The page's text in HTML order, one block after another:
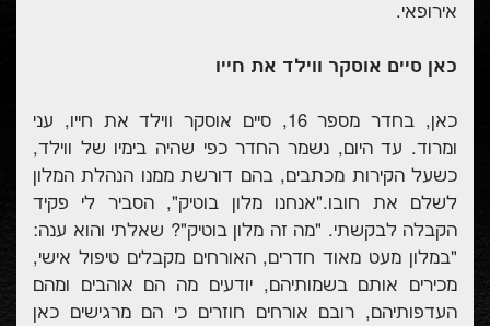
אירופאי.
כאן סיים אוסקר ווילד את חייו
כאן, בחדר מספר 16, סיים אוסקר ווילד את חייו, עני
ומרוד. עד היום, נשמר החדר כפי שהיה בימיו של ווילד,
כשעל הקירות מכתבים, בהם דורשת ממנו הנהלת המלון
לשלם את חובו."אנחנו מלון בוטיק", הסביר לי פקיד
הקבלה לבקשתי. "מה זה מלון בוטיק"? שאלתי והוא ענה:
"במלון מעט מאוד חדרים, האורחים מקבלים טיפול אישי,
מכירים אותם בשמותיהם, יודעים מה הם אוהבים ומהם
העדפותיהם, רובם אורחים חוזרים כי הם מרגישים כאן